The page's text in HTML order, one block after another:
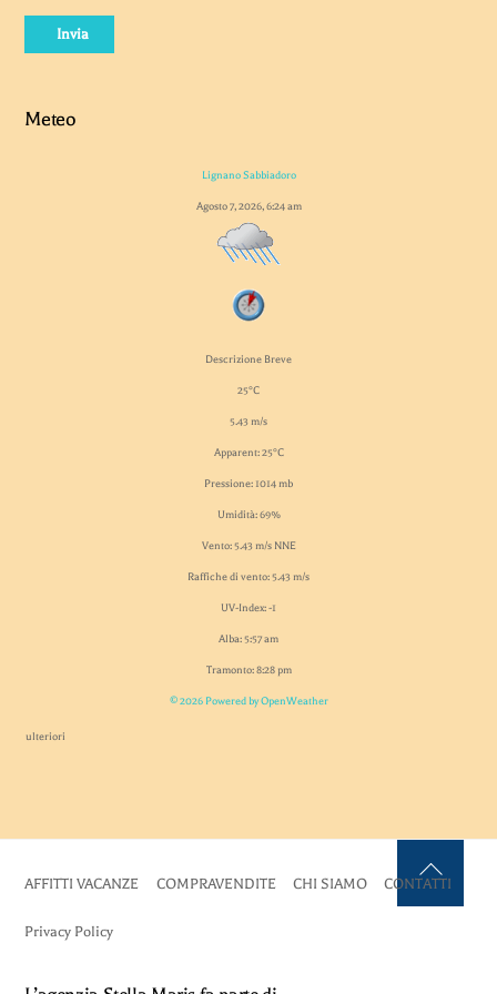
Invia
Meteo
Lignano Sabbiadoro
Agosto 7, 2026, 6:24 am
Descrizione Breve
25°C
5.43 m/s
Apparent: 25°C
Pressione: 1014 mb
Umidità: 69%
Vento: 5.43 m/s NNE
Raffiche di vento: 5.43 m/s
UV-Index: -1
Alba: 5:57 am
Tramonto: 8:28 pm
© 2026 Powered by OpenWeather
ulteriori
Back
AFFITTI VACANZE COMPRAVENDITE CHI SIAMO CONTATTI
Privacy Policy